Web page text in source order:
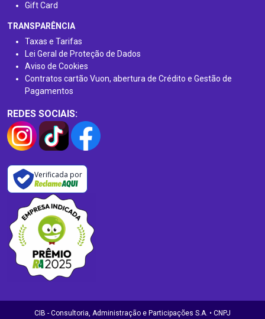
Gift Card
TRANSPARÊNCIA
Taxas e Tarifas
Lei Geral de Proteção de Dados
Aviso de Cookies
Contratos cartão Vuon, abertura de Crédito e Gestão de
Pagamentos
REDES SOCIAIS:
Verificada por
CIB - Consultoria, Administração e Participações S.A. • CNPJ